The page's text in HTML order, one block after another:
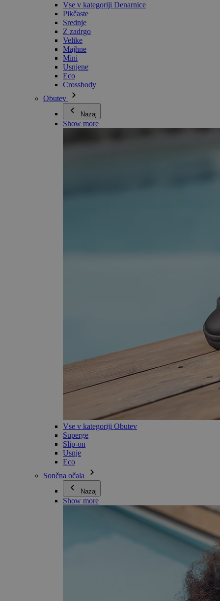
Vse v kategoriji Denarnice
Pikčaste
Srednje
Z zadrgo
Velike
Majhne
Mini
Usnjene
Eco
Crossbody
Obutev
Nazaj
Show more
Vse v kategoriji Obutev
Superge
Slip-on
Usnje
Eco
Sončna očala
Nazaj
Show more